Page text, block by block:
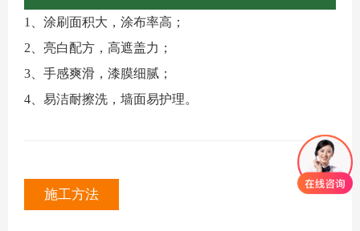
1、涂刷面积大，涂布率高；
2、亮白配方，高遮盖力；
3、手感爽滑，漆膜细腻；
4、易洁耐擦洗，墙面易护理。
施工方法